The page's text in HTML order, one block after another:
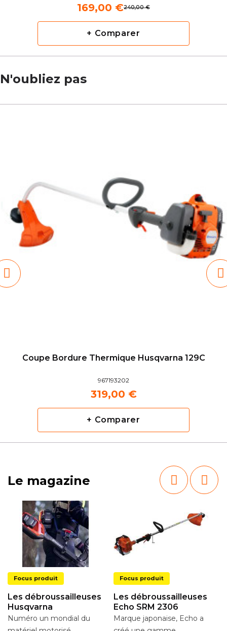
240,00 €
169,00 €
+ Comparer
N'oubliez pas
Coupe Bordure Thermique Husqvarna 129C
967193202
319,00 €
+ Comparer
Le magazine
Focus produit
Les débroussailleuses
Husqvarna
Numéro un mondial du
Focus produit
Les débroussailleuses
Echo SRM 2306
Marque japonaise, Echo a